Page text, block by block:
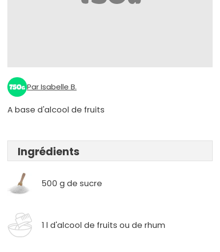
Par Isabelle B.
A base d'alcool de fruits
Ingrédients
500 g de sucre
1 l d'alcool de fruits ou de rhum